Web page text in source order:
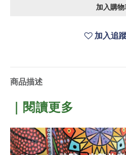
加入購物
加入追
商品描述
｜閱讀更多